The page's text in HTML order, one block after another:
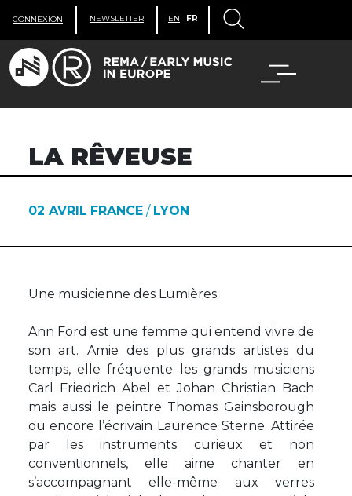
CONNEXION NEWSLETTER EN FR
LA RÊVEUSE
02 AVRIL FRANCE / LYON
Une musicienne des Lumières
Ann Ford est une femme qui entend vivre de
son art. Amie des plus grands artistes du
temps, elle fréquente les grands musiciens
Carl Friedrich Abel et Johan Christian Bach
mais aussi le peintre Thomas Gainsborough
ou encore l’écrivain Laurence Sterne. Attirée
par les instruments curieux et non
conventionnels, elle aime chanter en
s’accompagnant elle-même aux verres